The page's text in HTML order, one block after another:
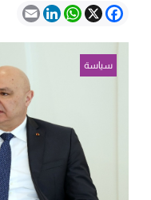
Facebook
X
WhatsApp
LinkedIn
Email
سياسة